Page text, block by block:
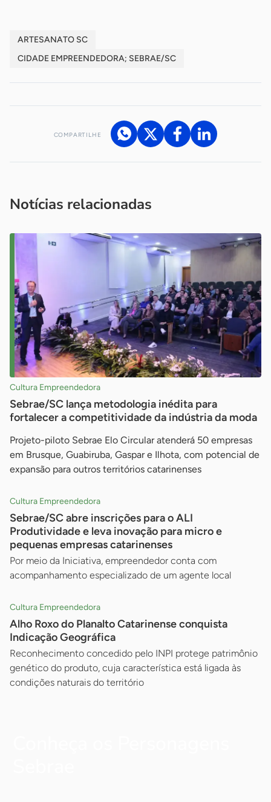
ARTESANATO SC
CIDADE EMPREENDEDORA; SEBRAE/SC
COMPARTILHE
Notícias relacionadas
Cultura Empreendedora
Sebrae/SC lança metodologia inédita para
fortalecer a competitividade da indústria da moda
Projeto-piloto Sebrae Elo Circular atenderá 50 empresas
em Brusque, Guabiruba, Gaspar e Ilhota, com potencial de
expansão para outros territórios catarinenses
Cultura Empreendedora
Sebrae/SC abre inscrições para o ALI
Produtividade e leva inovação para micro e
pequenas empresas catarinenses
Por meio da Iniciativa, empreendedor conta com
acompanhamento especializado de um agente local
Cultura Empreendedora
Alho Roxo do Planalto Catarinense conquista
Indicação Geográfica
Reconhecimento concedido pelo INPI protege patrimônio
genético do produto, cuja característica está ligada às
condições naturais do território